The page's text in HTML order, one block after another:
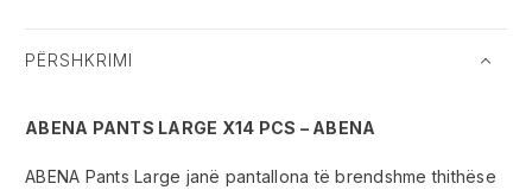
PËRSHKRIMI
ABENA PANTS LARGE X14 PCS – ABENA
ABENA Pants Large janë pantallona të brendshme thithëse